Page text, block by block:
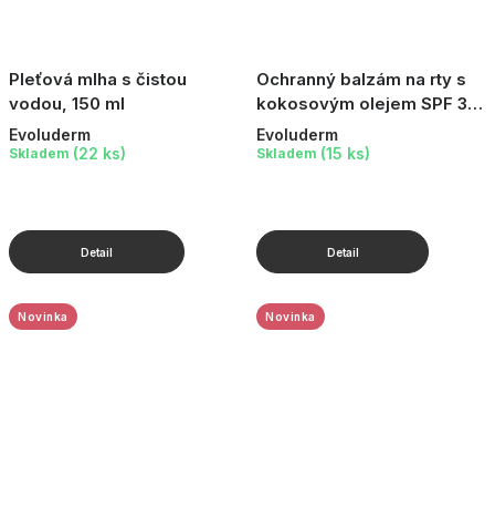
Pleťová mlha s čistou
vodou, 150 ml
Evoluderm
Skladem (22 ks)
Ochranný balzám na rty s
kokosovým olejem SPF 30,
15 ml
Evoluderm
Skladem (15 ks)
Novinka Novinka